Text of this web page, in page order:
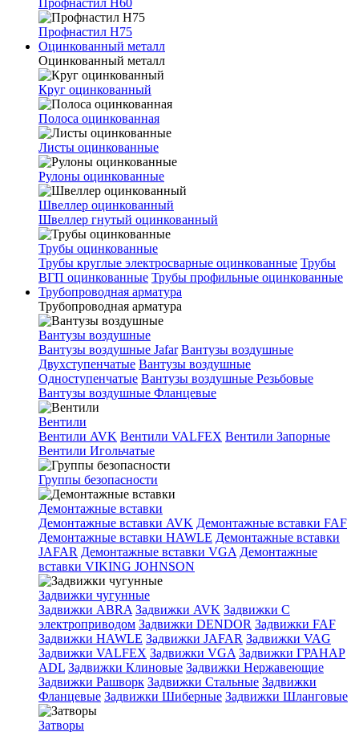
Профнастил Н60
Профнастил Н75
Оцинкованный металл
Оцинкованный металл
Круг оцинкованный
Полоса оцинкованная
Листы оцинкованные
Рулоны оцинкованные
Швеллер оцинкованный
Швеллер гнутый оцинкованный
Трубы оцинкованные
Трубы круглые электросварные оцинкованные Трубы
ВГП оцинкованные Трубы профильные оцинкованные
Трубопроводная арматура
Трубопроводная арматура
Вантузы воздушные
Вантузы воздушные Jafar Вантузы воздушные
Двухступенчатые Вантузы воздушные
Одноступенчатые Вантузы воздушные Резьбовые
Вантузы воздушные Фланцевые
Вентили
Вентили AVK Вентили VALFEX Вентили Запорные
Вентили Игольчатые
Группы безопасности
Демонтажные вставки
Демонтажные вставки AVK Демонтажные вставки FAF
Демонтажные вставки HAWLE Демонтажные вставки
JAFAR Демонтажные вставки VGA Демонтажные
вставки VIKING JOHNSON
Задвижки чугунные
Задвижки ABRA Задвижки AVK Задвижки C
электроприводом Задвижки DENDOR Задвижки FAF
Задвижки HAWLE Задвижки JAFAR Задвижки VAG
Задвижки VALFEX Задвижки VGA Задвижки ГРАНАР
ADL Задвижки Клиновые Задвижки Нержавеющие
Задвижки Рашворк Задвижки Стальные Задвижки
Фланцевые Задвижки Шиберные Задвижки Шланговые
Затворы